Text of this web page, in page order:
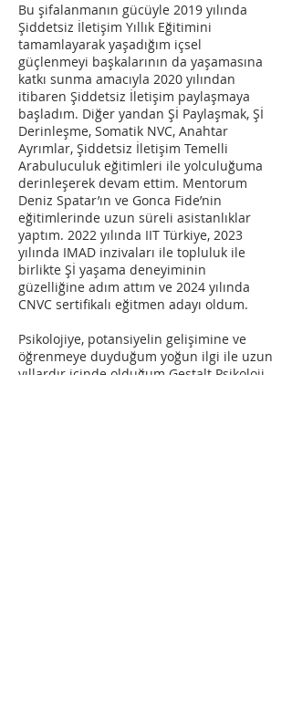
Bu şifalanmanın gücüyle 2019 yılında
Şiddetsiz İletişim Yıllık Eğitimini
tamamlayarak yaşadığım içsel
güçlenmeyi başkalarının da yaşamasına
katkı sunma amacıyla 2020 yılından
itibaren Şiddetsiz İletişim paylaşmaya
başladım. Diğer yandan Şİ Paylaşmak, Şİ
Derinleşme, Somatik NVC, Anahtar
Ayrımlar, Şiddetsiz İletişim Temelli
Arabuluculuk eğitimleri ile yolculuğuma
derinleşerek devam ettim. Mentorum
Deniz Spatar’ın ve Gonca Fide’nin
eğitimlerinde uzun süreli asistanlıklar
yaptım. 2022 yılında IIT Türkiye, 2023
yılında IMAD inzivaları ile topluluk ile
birlikte Şİ yaşama deneyiminin
güzelliğine adım attım ve 2024 yılında
CNVC sertifikalı eğitmen adayı oldum.
Psikolojiye, potansiyelin gelişimine ve
öğrenmeye duyduğum yoğun ilgi ile uzun
yıllardır içinde olduğum Gestalt Psikoloji